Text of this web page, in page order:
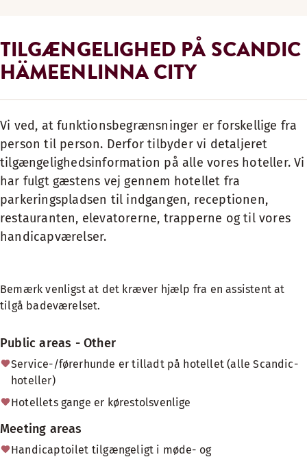
TILGÆNGELIGHED PÅ SCANDIC
HÄMEENLINNA CITY
Vi ved, at funktionsbegrænsninger er forskellige fra
person til person. Derfor tilbyder vi detaljeret
tilgængelighedsinformation på alle vores hoteller. Vi
har fulgt gæstens vej gennem hotellet fra
parkeringspladsen til indgangen, receptionen,
restauranten, elevatorerne, trapperne og til vores
handicapværelser.
Bemærk venligst at det kræver hjælp fra en assistent at
tilgå badeværelset.
Public areas - Other
Service-/førerhunde er tilladt på hotellet (alle Scandic-
hoteller)
Hotellets gange er kørestolsvenlige
Meeting areas
Handicaptoilet tilgængeligt i møde- og